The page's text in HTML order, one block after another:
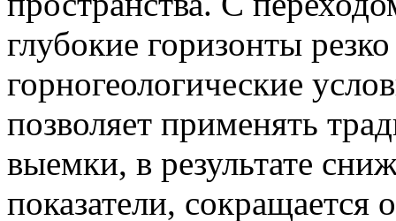
глубокие горизонты
горногеологические
позволяет применять
выемки, в результате
показатели,